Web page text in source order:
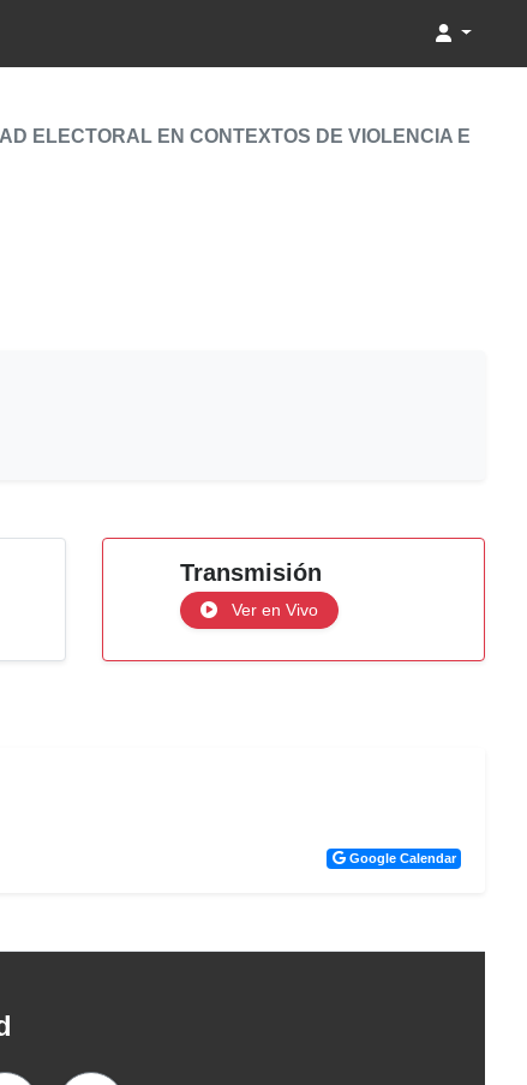
ELECTORAL EN CONTEXTOS DE VIOLENCIA E
Transmisión
Ver en Vivo
Google Calendar